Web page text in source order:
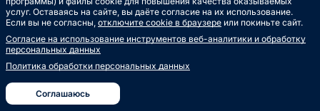
Статьи
Музыкальный календарь
Публичная оферта
Политика обработки
Согласие на обработкуперсональных данных
услуг. Оставаясь на сайте, вы даёте согласие на их использование.
Если вы не согласны, отключите cookie в браузере или покиньте сайт.
Согласие на использование инструментов веб-аналитики и обработку
персональных данных
Политика обработки персональных данных
Соглашаюсь